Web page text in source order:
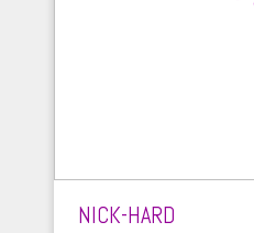
NICK-HARD